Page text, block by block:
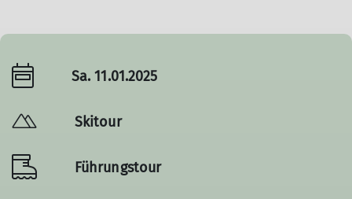
Sa. 11.01.2025
Skitour
Führungstour